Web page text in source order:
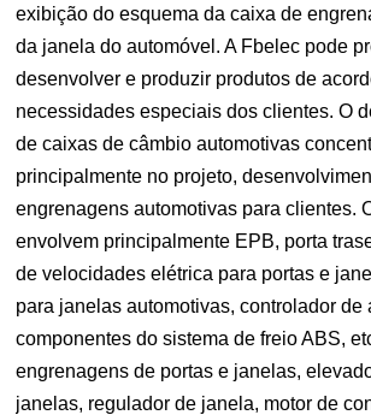
exibição do esquema da caixa de
da janela do automóvel. A Fbelec pode
desenvolver e produzir produtos de
necessidades especiais dos clientes. O
de caixas de câmbio automotivas
principalmente no projeto,
engrenagens automotivas para clientes.
envolvem principalmente EPB, porta
de velocidades elétrica para portas e
para janelas automotivas, controlador de
componentes do sistema de freio ABS,
engrenagens de portas e janelas,
janelas, regulador de janela, motor de